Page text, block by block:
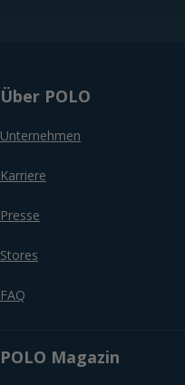
Über POLO
Unternehmen
Karriere
Presse
Stores
FAQ
POLO Magazin